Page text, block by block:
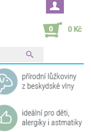
0 0 Kč